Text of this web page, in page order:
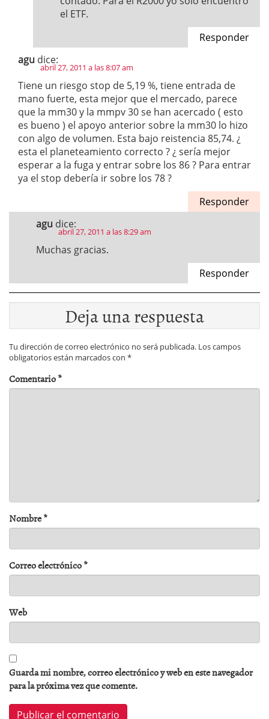
el ETF.
Responder
agu dice:
abril 27, 2011 a las 8:07 am
Tiene un riesgo stop de 5,19 %, tiene entrada de
mano fuerte, esta mejor que el mercado, parece
que la mm30 y la mmpv 30 se han acercado ( esto
es bueno ) el apoyo anterior sobre la mm30 lo hizo
con algo de volumen. Esta bajo reistencia 85,74. ¿
esta el planeteamiento correcto ? ¿ sería mejor
esperar a la fuga y entrar sobre los 86 ? Para entrar
ya el stop debería ir sobre los 78 ?
Responder
agu dice:
abril 27, 2011 a las 8:29 am
Muchas gracias.
Responder
Deja una respuesta
Tu dirección de correo electrónico no será publicada. Los campos
obligatorios están marcados con *
Comentario*
Nombre*
Correo electrónico*
Web
Guarda mi nombre, correo electrónico y web en este navegador
para la próxima vez que comente.